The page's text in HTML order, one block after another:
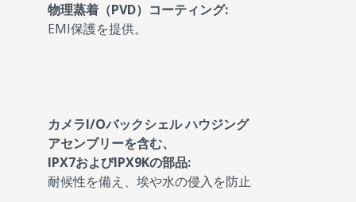
物理蒸着（PVD）コーティング:
EMI保護を提供。
カメラI/Oバックシェル ハウジング
アセンブリーを含む、
IPX7およびIPX9Kの部品:
耐候性を備え、埃や水の侵入を防止